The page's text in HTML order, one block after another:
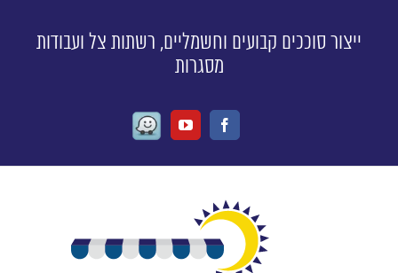
ייצור סוככים קבועים וחשמליים, רשתות צל ועבודות
מסגרות
Facebook
Youtube
Waze